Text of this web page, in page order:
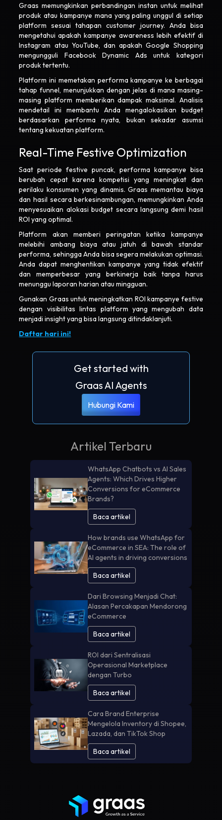
Graas memungkinkan perbandingan instan untuk melihat
produk atau kampanye mana yang paling unggul di setiap
platform sesuai tahapan customer journey. Anda bisa
mengetahui apakah kampanye awareness lebih efektif di
Instagram atau YouTube, dan apakah Google Shopping
mengungguli Facebook Dynamic Ads untuk kategori
produk tertentu.
Platform ini memetakan performa kampanye ke berbagai
tahap funnel, menunjukkan dengan jelas di mana masing-
masing platform memberikan dampak maksimal. Analisis
mendetail ini membantu Anda mengalokasikan budget
berdasarkan performa nyata, bukan sekadar asumsi
tentang kekuatan platform.
Real-Time Festive Optimization
Saat periode festive puncak, performa kampanye bisa
berubah cepat karena kompetisi yang meningkat dan
perilaku konsumen yang dinamis. Graas memantau biaya
dan hasil secara berkesinambungan, memungkinkan Anda
menyesuaikan alokasi budget secara langsung demi hasil
ROI yang optimal.
Platform akan memberi peringatan ketika kampanye
melebihi ambang biaya atau jatuh di bawah standar
performa, sehingga Anda bisa segera melakukan optimasi.
Anda dapat menghentikan kampanye yang tidak efektif
dan memperbesar yang berkinerja baik tanpa harus
menunggu laporan harian atau mingguan.
Gunakan Graas untuk meningkatkan ROI kampanye festive
dengan visibilitas lintas platform yang mengubah data
menjadi insight yang bisa langsung ditindaklanjuti.
Daftar hari ini!
Get started with
Graas AI Agents
Hubungi Kami
Artikel Terbaru
WhatsApp Chatbots vs AI Sales
Agents: Which Drives Higher
Conversions for eCommerce
Brands?
Baca artikel
How brands use WhatsApp for
eCommerce in SEA: The role of
AI agents in driving conversions
Baca artikel
Dari Browsing Menjadi Chat:
Alasan Percakapan Mendorong
eCommerce
Baca artikel
ROI dari Sentralisasi
Operasional Marketplace
dengan Turbo
Baca artikel
Cara Brand Enterprise
Mengelola Inventory di Shopee,
Lazada, dan TikTok Shop
Baca artikel